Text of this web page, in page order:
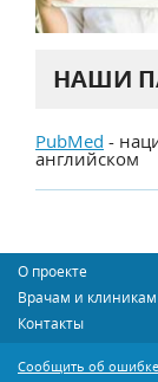
НАШИ
PubMed -
английском
О проекте
Врачам и клиникам
Контакты
Сообщить об ошибке